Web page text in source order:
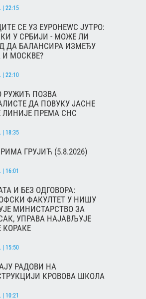
| 22:15
СЕ УЗ ЕУРОНЕWС ЈУТРО:
У СРБИЈИ - МОЖЕ ЛИ
ДА БАЛАНСИРА ИЗМЕЂУ
И МОСКВЕ?
| 22:10
РУЖИЋ ПОЗВА
ДА ПОВУКУ ЈАСНЕ
ЛИНИЈЕ ПРЕМА СНС
| 18:35
ГРУЈИЋ (5.8.2026)
| 16:01
И БЕЗ ОДГОВОРА:
ФАКУЛТЕТ У НИШУ
МИНИСТАРСТВО ЗА
УПРАВА НАЈАВЉУЈЕ
КОРАКЕ
| 15:50
РАДОВИ НА
КРОВОВА ШКОЛА
| 10:21